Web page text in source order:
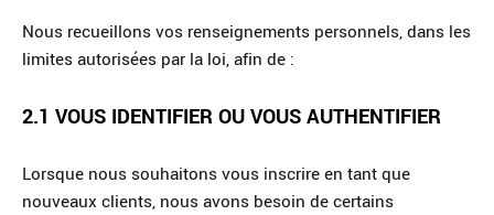
Nous recueillons vos renseignements personnels, dans les
limites autorisées par la loi, afin de :
2.1 VOUS IDENTIFIER OU VOUS AUTHENTIFIER
Lorsque nous souhaitons vous inscrire en tant que
nouveaux clients, nous avons besoin de certains